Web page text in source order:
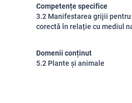
Competențe specifice
3.2 Manifestarea grijii
corectă în relație cu mediul
Domenii conținut
5.2 Plante și animale